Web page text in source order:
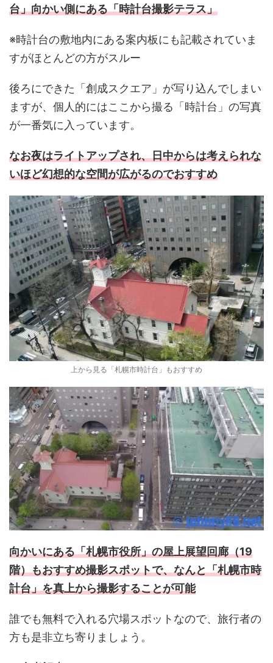
台」向かい側にある「時計台撮影テラス」
※時計台の敷地内にある案内板にも記載されていま
すがほとんどの方がスルー
後ろにできた「創成スクエア」が写り込んでしまい
ますが、個人的にはここから撮る「時計台」の写真
が一番気に入っています。
なお夜はライトアップされ、日中からは考えられな
いほど幻想的な空間が広がるのでおすすめ
上から見る「札幌市時計台」もおすすめ
向かいにある「札幌市役所」の屋上展望回廊（19
階）もおすすめ撮影スポットで、なんと「札幌市時
計台」を真上から撮影することが可能
誰でも無料で入れる穴場スポットなので、旅行者の
方も是非立ち寄りましょう。